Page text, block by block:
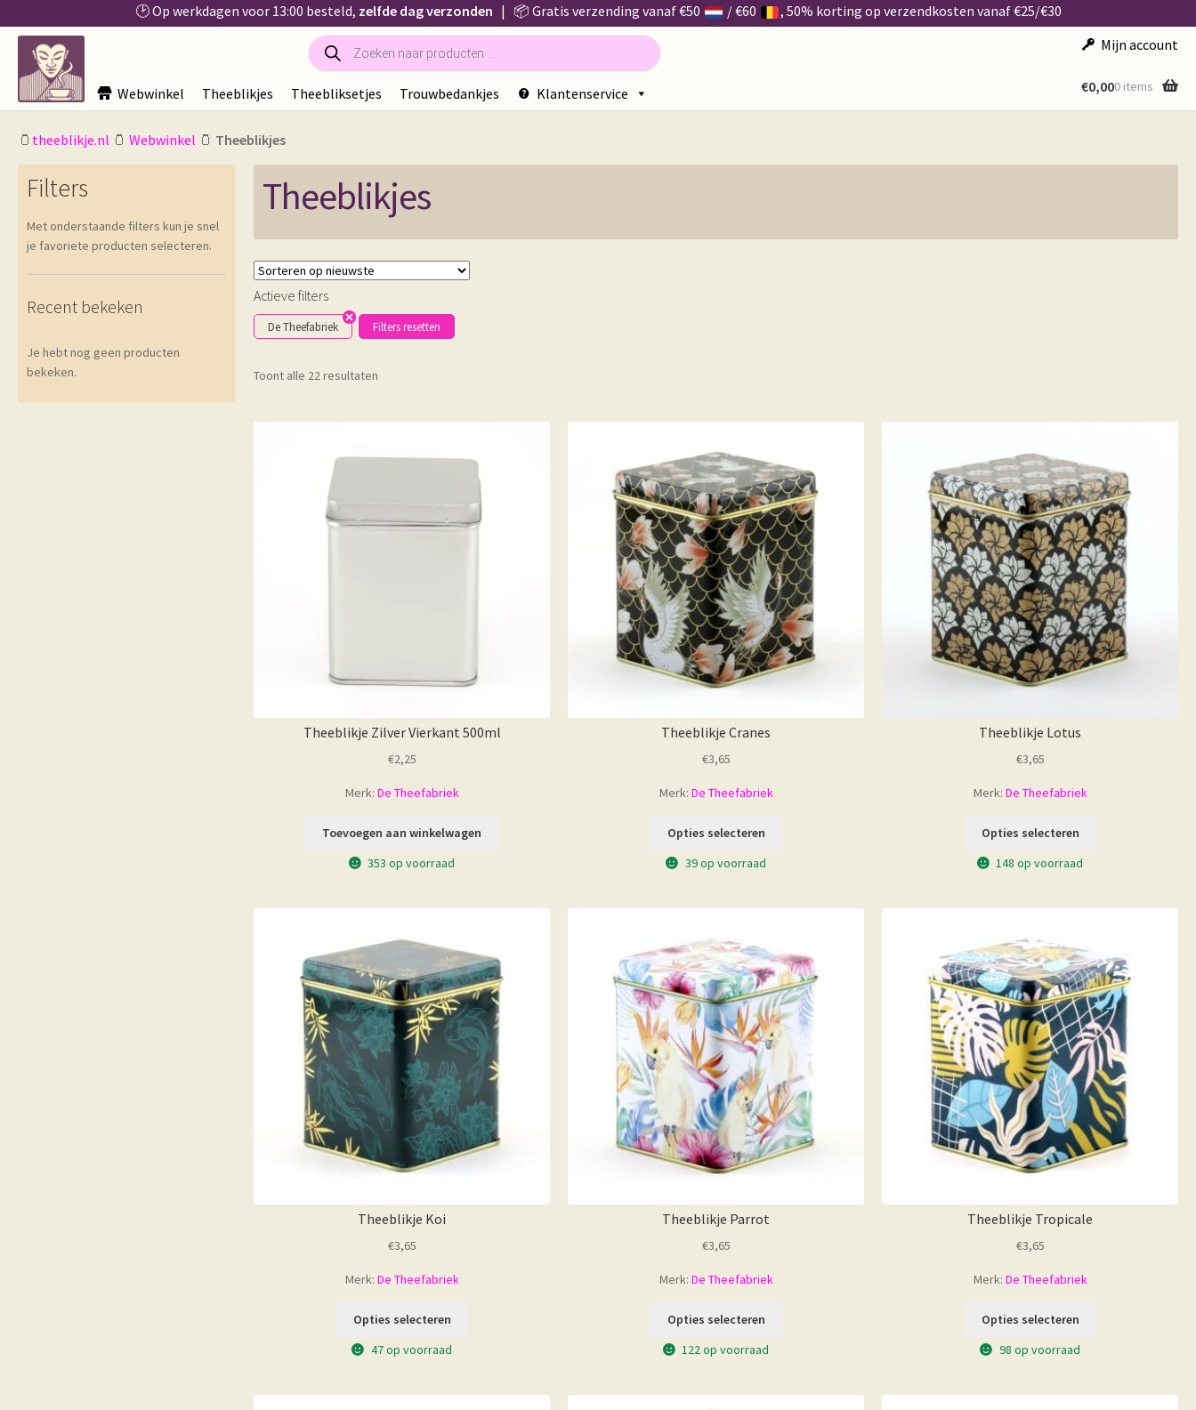
🕑 Op werkdagen voor 13:00 besteld, zelfde dag verzonden | 📦 Gratis verzending vanaf €50 / €60
, 50% korting op verzendkosten vanaf €25/€30
Ga
door
naar
navigatie
Ga
naar
inhoud
Mijn account
Producten
zoeken
Webwinkel Theeblikjes Theebliksetjes Trouwbedankjes Klantenservice €0,000 items
🫙 theeblikje.nl 🫙 Webwinkel 🫙 Theeblikjes
Theeblikjes
Actieve filters
De Theefabriek Filters resetten
Toont alle 22 resultaten
Theeblikje Zilver Vierkant 500ml
€2,25
Merk: De Theefabriek
Toevoegen aan winkelwagen
353 op voorraad
Theeblikje Cranes
€3,65
Merk: De Theefabriek
Opties selecteren
39 op voorraad
Theeblikje Lotus
€3,65
Merk: De Theefabriek
Opties selecteren
148 op voorraad
Theeblikje Koi
€3,65
Merk: De Theefabriek
Opties selecteren
47 op voorraad
Theeblikje Parrot
€3,65
Merk: De Theefabriek
Opties selecteren
122 op voorraad
Theeblikje Tropicale
€3,65
Merk: De Theefabriek
Opties selecteren
98 op voorraad
Filters
Met onderstaande filters kun je snel
je favoriete producten selecteren.
Recent bekeken
Je hebt nog geen producten
bekeken.